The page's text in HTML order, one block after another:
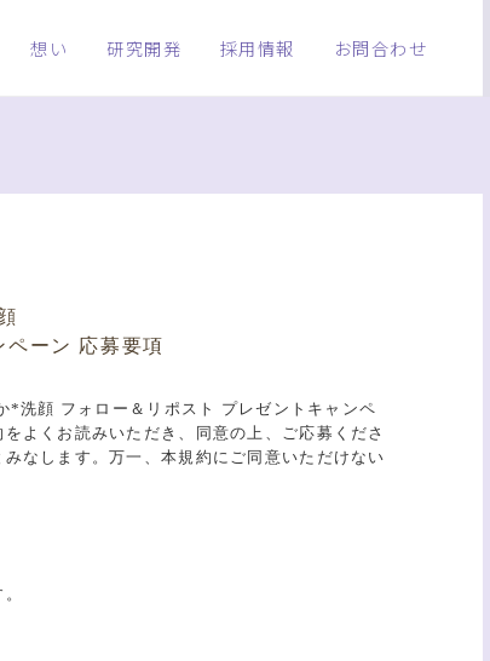
想い 研究開発 採用情報 お問合わせ
ペーン 応募要項
*洗顔 フォロー＆リポスト プレゼントキャンペ
よくお読みいただき、同意の上、ご応募くださ
なします。万一、本規約にご同意いただけない